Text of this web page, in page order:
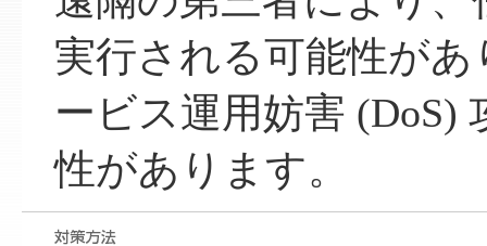
実行される可能性が
ービス運用妨害 (DoS)
性があります。